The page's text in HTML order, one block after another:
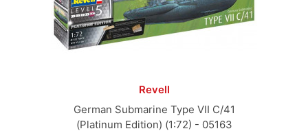
Revell
German Submarine Type VII C/41
(Platinum Edition) (1:72) - 05163